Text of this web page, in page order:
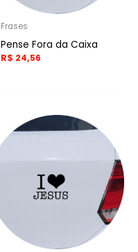
Frases
Pense Fora da Caixa
R$ 24,56